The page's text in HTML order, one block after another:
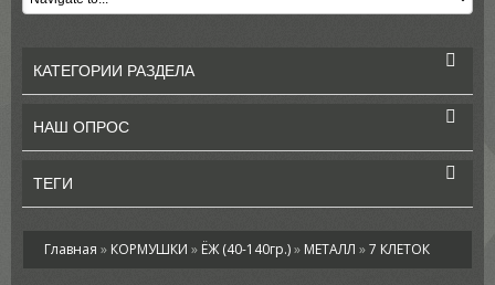
КАТЕГОРИИ РАЗДЕЛА
НАШ ОПРОС
ТЕГИ
Главная » КОРМУШКИ » ЁЖ (40-140гр.) » МЕТАЛЛ »7 КЛЕТОК